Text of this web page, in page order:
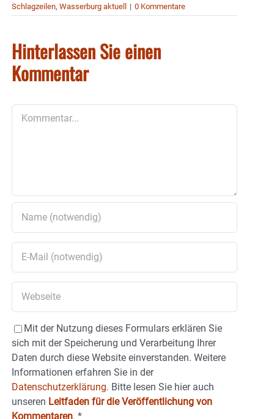
Schlagzeilen, Wasserburg aktuell | 0 Kommentare
Hinterlassen Sie einen
Kommentar
Mit der Nutzung dieses Formulars erklären Sie
sich mit der Speicherung und Verarbeitung Ihrer
Daten durch diese Website einverstanden. Weitere
Informationen erfahren Sie in der
Datenschutzerklärung. Bitte lesen Sie hier auch
unseren Leitfaden für die Veröffentlichung von
Kommentaren. *